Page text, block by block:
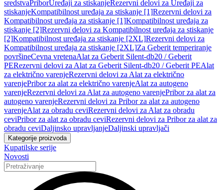
sredstvaPriborUređaji za stiskanjeRezervni delovi za Uređaji za
stiskanjeKompatibilnost uređaja za stiskanje [1]Rezervni delovi za
Kompatibilnost uređaja za stiskanje [1]Kompatibilnost uređaja za
stiskanje [2]Rezervni delovi za Kompatibilnost uređaja za stiskanje
[2]Kompatibilnost uređaja za stiskanje [2XL]Rezervni delovi za
Kompatibilnost uređaja za stiskanje [2XL]Za Geberit temperiranje
površineCevna vretenaAlat za Geberit Silent-db20 / Geberit
PERezervni delovi za Alat za Geberit Silent-db20 / Geberit PEAlat
za električno varenjeRezervni delovi za Alat za električno
varenjePribor za alat za električno varenjeAlat za autogeno
varenjeRezervni delovi za Alat za autogeno varenjePribor za alat za
autogeno varenjeRezervni delovi za Pribor za alat za autogeno
varenjeAlat za obradu ceviRezervni delovi za Alat za obradu
ceviPribor za alat za obradu ceviRezervni delovi za Pribor za alat za
obradu ceviDaljinsko upravljanjeDaljinski upravljači
Kategorije proizvoda
Kupatilske serije
Novosti